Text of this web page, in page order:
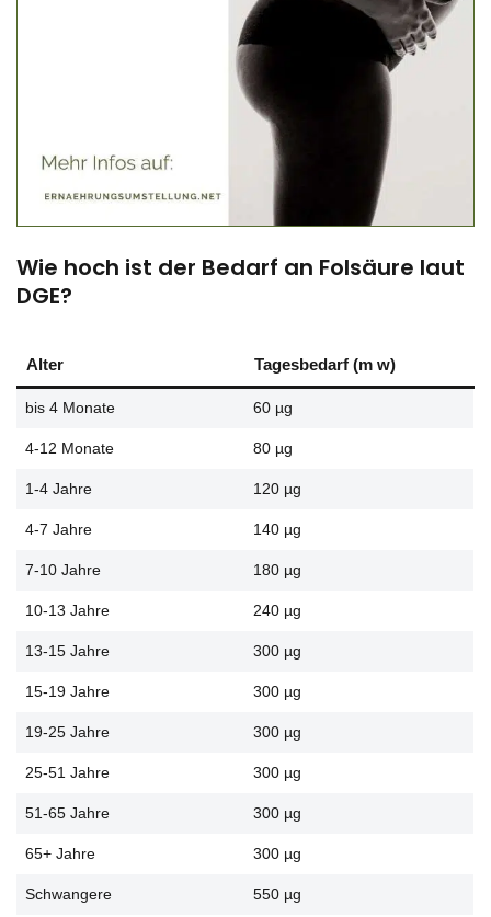
Wie hoch ist der Bedarf an Folsäure laut
DGE?
Alter Tagesbedarf (m w)
bis 4 Monate 60 µg
4-12 Monate 80 µg
1-4 Jahre 120 µg
4-7 Jahre 140 µg
7-10 Jahre 180 µg
10-13 Jahre 240 µg
13-15 Jahre 300 µg
15-19 Jahre 300 µg
19-25 Jahre 300 µg
25-51 Jahre 300 µg
51-65 Jahre 300 µg
65+ Jahre 300 µg
Schwangere 550 µg